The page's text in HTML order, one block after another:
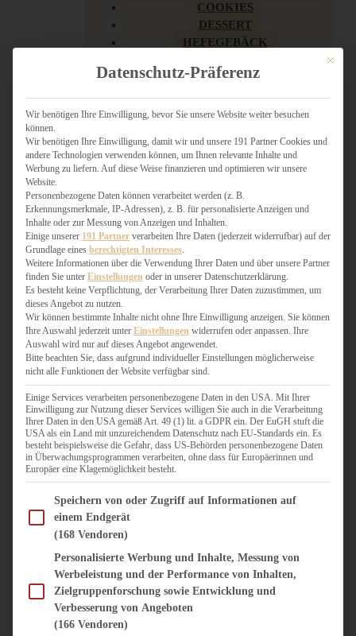
COOKIES
DESSERT
HEFEGEBÄCK
KUCHEN
LOW CARB & GESÜNDER
MY AMERICAN BAKERY
SCHOKOLADIGES
SÜSSES HAUPTGERICHT
TÖRTCHEN
VEGAN SÜSS
WEIHNACHTSBÄCKEREI
HERZHAFT
BURGER & SANDWICHES
FIX AUF DEM TISCH
FLEISCH & FISCH
GRILLEN / BARBECUE
HERZHAFTES BACKEN
ONE-POT-GERICHTE
PASTA & NUDELGERICHTE
PIZZA, TARTES & QUICHES
REIS & RISOTTO
SALATE & SNACKS
SUPPENKASPEREIEN
VORSPEISEN
SÜSS & HERZHAFT
BROTAUFSTRICH
Mit
Datenschutz-Präferenz
Wir benötigen Ihre Einwilligung, bevor Sie unsere Website weiter besuchen
können.
Wir benötigen Ihre Einwilligung, damit wir und unsere 191 Partner Cookies und
andere Technologien verwenden können, um Ihnen relevante Inhalte und
Werbung zu liefern. Auf diese Weise finanzieren und optimieren wir unsere
Website.
Personenbezogene Daten können verarbeitet werden (z. B.
Erkennungsmerkmale, IP-Adressen), z. B. für personalisierte Anzeigen und
Inhalte oder zur Messung von Anzeigen und Inhalten.
Einige unserer 191 Partner verarbeiten Ihre Daten (jederzeit widerrufbar) auf der
Grundlage eines berechtigten Interesses
Weitere Informationen über die Verwendung Ihrer Daten und über unsere Partner
finden Sie unter Einstellungen oder in unserer Datenschutzerklärung.
Es besteht keine Verpflichtung, der Verarbeitung Ihrer Daten zuzustimmen, um
dieses Angebot zu nutzen.
Wir können bestimmte Inhalte nicht ohne Ihre Einwilligung anzeigen. Sie können
Ihre Auswahl jederzeit unter Einstellungen widerrufen oder anpassen. Ihre
Auswahl wird nur auf dieses Angebot angewendet.
Bitte beachten Sie, dass aufgrund individueller Einstellungen möglicherweise
nicht alle Funktionen der Website verfügbar sind.
Einige Services verarbeiten personenbezogene Daten in den USA. Mit Ihrer
Einwilligung zur Nutzung dieser Services willigen Sie auch in die Verarbeitung
Ihrer Daten in den USA gemäß Art. 49 (1) lit. a GDPR ein. Der EuGH stuft die
USA als ein Land mit unzureichendem Datenschutz nach EU-Standards ein. Es
besteht beispielsweise die Gefahr, dass US-Behörden personenbezogene Daten
in Überwachungsprogrammen verarbeiten, ohne dass für Europäerinnen und
Europäer eine Klagemöglichkeit besteht.
Im Folgenden finden Sie eine Liste der Zwecke des IAB Transparency and Consent
Speichern von oder Zugriff auf Informationen auf
einem Endgerät
(168 Vendoren)
Personalisierte Werbung und Inhalte, Messung von
Werbeleistung und der Performance von Inhalten,
Zielgruppenforschung sowie Entwicklung und
Verbesserung von Angeboten
(166 Vendoren)